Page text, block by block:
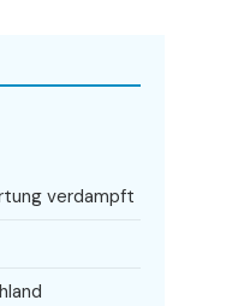
verdampft